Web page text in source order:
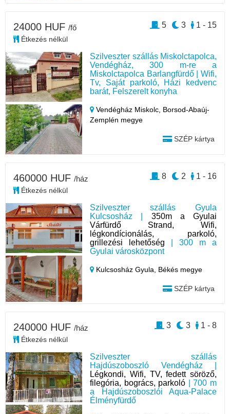
Szilveszter szállás Miskolctapolca,
Vendégház, 300 m-re a
Miskolctapolca Barlangfürdő | Wifi,
Tv, Saját parkoló, Házi kedvenc
barát, Felszerelt konyha
Vendégház Miskolc, Borsod-Abaúj-
Zemplén megye
SZÉP kártya
24000 HUF /fő
Étkezés nélkül
1 - 15
3
5
Szilveszter szállás Gyula
Kulcsosház | 350m a Gyulai
Várfürdő Strand, Wifi,
légkondícionálás, parkoló,
grillezési lehetőség | 300 m a
Gyulai városközpont
Kulcsosház Gyula, Békés megye
SZÉP kártya
460000 HUF /ház
Étkezés nélkül
1 - 16
2
8
Szilveszter szállás
Hajdúszoboszló Vendégház |
Légkondi, Wifi, TV, fedett söröző,
filegória, bogrács, parkoló | 700 m
a Hajdúszoboszlói Aqua-Palace
Élményfürdő
240000 HUF /ház
Étkezés nélkül
1 - 8
3
3